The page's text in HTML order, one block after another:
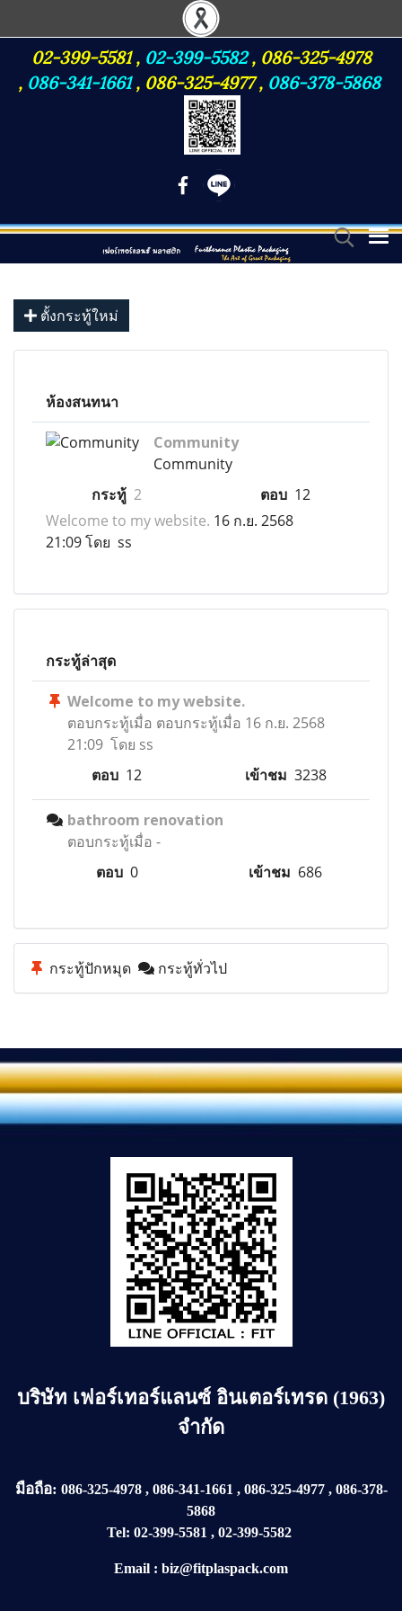
02-399-5581,02-399-5582, 086-325-4978
, 086-341-1661, 086-325-4977, 086-378-5868
ตั้งกระทู้ใหม่
ห้องสนทนา
Community
Community
กระทู้ 2 ตอบ 12
Welcome to my website. 16 ก.ย. 2568
21:09 โดย ss
กระทู้ล่าสุด
Welcome to my website.
ตอบกระทู้เมื่อ ตอบกระทู้เมื่อ 16 ก.ย. 2568
21:09 โดย ss
ตอบ 12 เข้าชม 3238
bathroom renovation
ตอบกระทู้เมื่อ -
ตอบ 0 เข้าชม 686
กระทู้ปักหมุด กระทู้ทั่วไป
บริษัท เฟอร์เทอร์แลนซ์ อินเตอร์เทรด (1963)
จำกัด
มือถือ: 086-325-4978, 086-341-1661 , 086-325-4977, 086-378-
5868
Tel: 02-399-5581 , 02-399-5582
Email : biz@fitplaspack.com